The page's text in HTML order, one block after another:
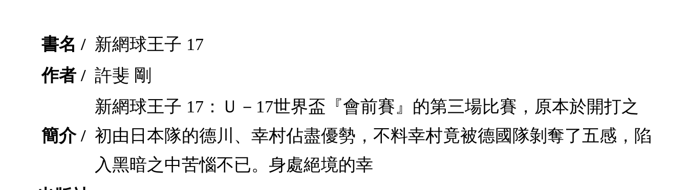
書名 / 新網球王子 17
作者 / 許斐 剛
簡介 /
新網球王子 17：Ｕ－17世界盃『會前賽』的第三場比賽，原本於開打之
初由日本隊的德川、幸村佔盡優勢，不料幸村竟被德國隊剝奪了五感，陷
入黑暗之中苦惱不已。身處絕境的幸